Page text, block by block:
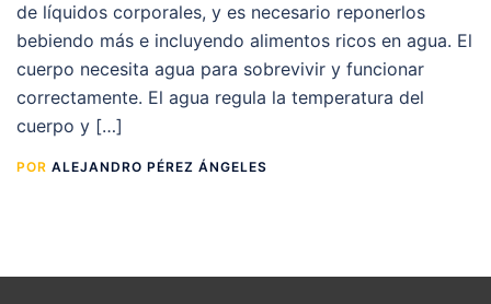
de líquidos corporales, y es necesario reponerlos
bebiendo más e incluyendo alimentos ricos en agua. El
cuerpo necesita agua para sobrevivir y funcionar
correctamente. El agua regula la temperatura del
cuerpo y […]
POR ALEJANDRO PÉREZ ÁNGELES